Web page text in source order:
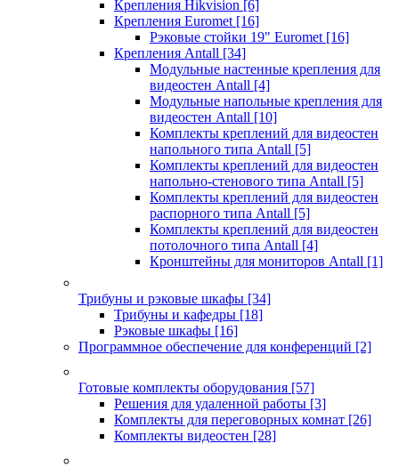
Крепления Hikvision [6]
Крепления Euromet [16]
Рэковые стойки 19" Euromet [16]
Крепления Antall [34]
Модульные настенные крепления для
видеостен Antall [4]
Модульные напольные крепления для
видеостен Antall [10]
Комплекты креплений для видеостен
напольного типа Antall [5]
Комплекты креплений для видеостен
напольно-стенового типа Antall [5]
Комплекты креплений для видеостен
распорного типа Antall [5]
Комплекты креплений для видеостен
потолочного типа Antall [4]
Кронштейны для мониторов Antall [1]
Трибуны и рэковые шкафы [34]
Трибуны и кафедры [18]
Рэковые шкафы [16]
Программное обеспечение для конференций [2]
Готовые комплекты оборудования [57]
Решения для удаленной работы [3]
Комплекты для переговорных комнат [26]
Комплекты видеостен [28]